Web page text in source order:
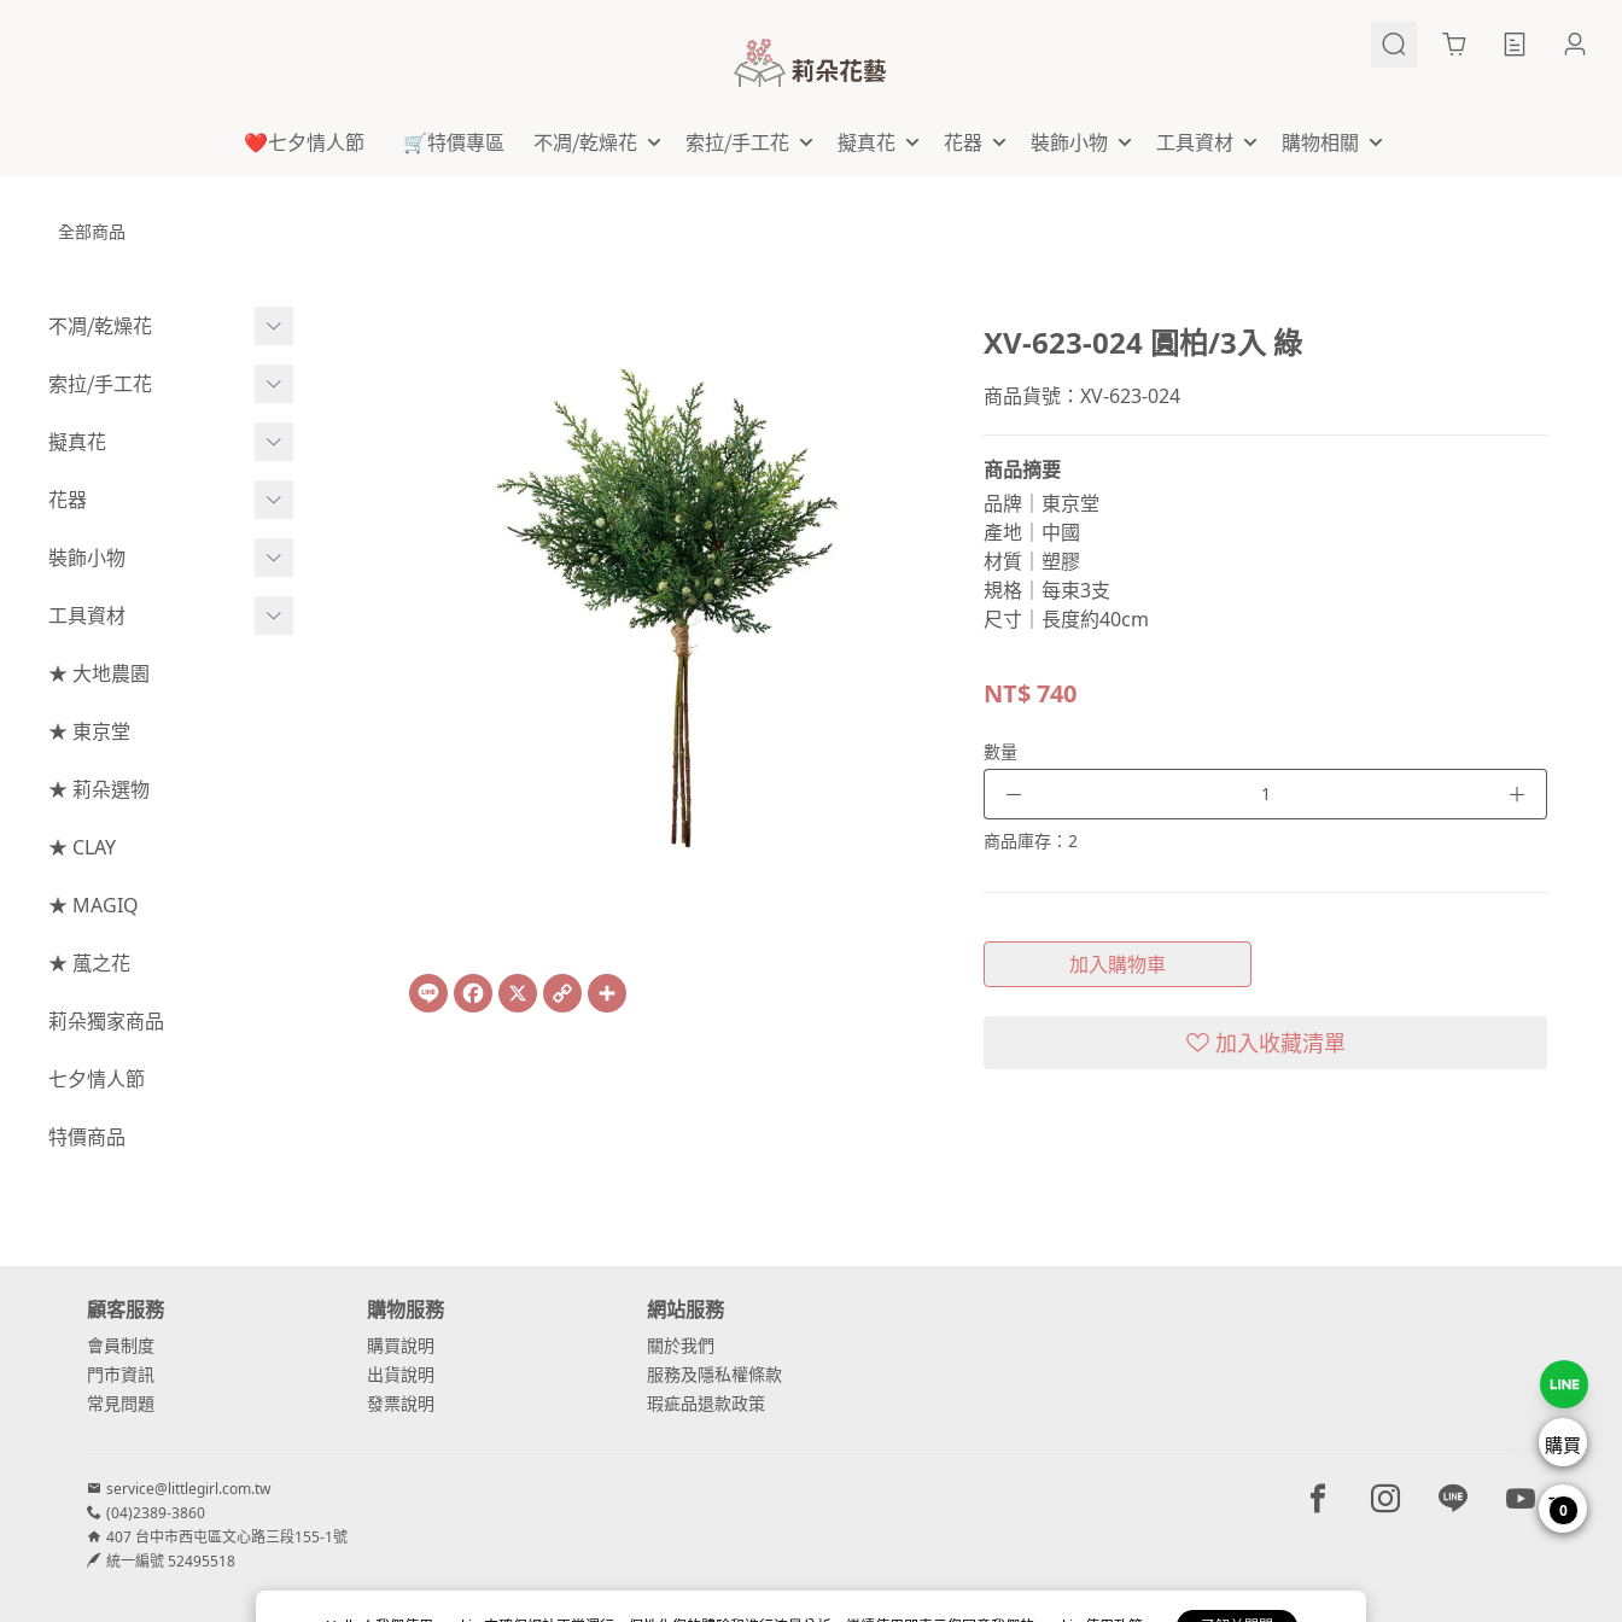
Cart
❤️七夕情人節 🛒特價專區 不凋⧸乾燥花 索拉⧸手工花 擬真花 花器 裝飾小物 工具資材 購物相關
全部商品
不凋⧸乾燥花
多色組合
- 其他
玫瑰
大玫瑰
- 迷你玫瑰
- 庭園玫瑰
- 其他玫瑰
主花
菊花
-
蘭花⧸大理花
康乃馨
- 安娜貝爾繡球花
- 日本繡球花
- 重瓣繡球花
配花
- 滿天星⧸木滿天星
索拉⧸手工花
索拉花(有花莖)
- 莉朵獨家水染
- 大地農園
索拉花(僅花頭)
原色
擬真花
盆栽⧸成品
綜合花束
葉材⧸藤蔓
枝條
果實
花器
小型花器
中大型花器
捧花架⧸吊架
藤圈⧸注連繩
提籃
裝飾小物
裝飾⧸擺飾
花插
工具資材
工具⧸型錄
資材
★ 大地農園
★ 東京堂
★ 莉朵選物
★ CLAY
★ MAGIQ
★ 葻之花
莉朵獨家商品
七夕情人節
特價商品
Line Facebook
X Copy
Link
XV-623-024 圓柏/3入 綠
商品貨號：XV-623-024
商品摘要
品牌｜東京堂
產地｜中國
材質｜塑膠
規格｜每束3支
尺寸｜長度約40cm
NT$740
數量
－ ＋
商品庫存： 2
加入購物車
加入收藏清單
顧客服務
會員制度
門市資訊
常見問題
購物服務
購買說明
出貨說明
發票說明
網站服務
關於我們
服務及隱私權條款
瑕疵品退款政策
service@littlegirl.com.tw
(04)2389-3860
407 台中市西屯區文心路三段155-1號
統一編號 52495518
Facebook page
Instagram page
Line pageYoutube
購買
0